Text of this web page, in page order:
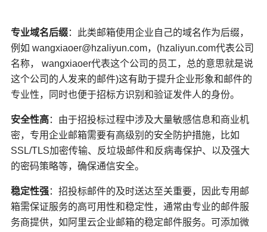
专业域名后缀：此类邮箱使用企业自己的域名作为后缀，
例如 wangxiaoer@hzaliyun.com，(hzaliyun.com代表公司
名称，
wangxiaoer代表这个公司的员工，总的意思就是说
这个公司的人发来的邮件)这有助于提升企业形象和邮件的
专业性，同时也便于招标方识别和验证发件人的身份。
安全性高：由于招投标过程中涉及大量敏感信息和商业机
密，专用企业邮箱需要有高级别的安全防护措施，比如
SSL/TLS加密传输、反垃圾邮件和反病毒保护、以及强大
的密码策略等，确保通信安全。
稳定性强：招投标邮件的及时送达至关重要，因此专用邮
箱需保证服务的高可用性和稳定性，通常由专业的邮件服
务商提供，如阿里云企业邮箱的稳定邮件服务。可添加微